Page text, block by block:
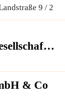
9 / 2
& Co